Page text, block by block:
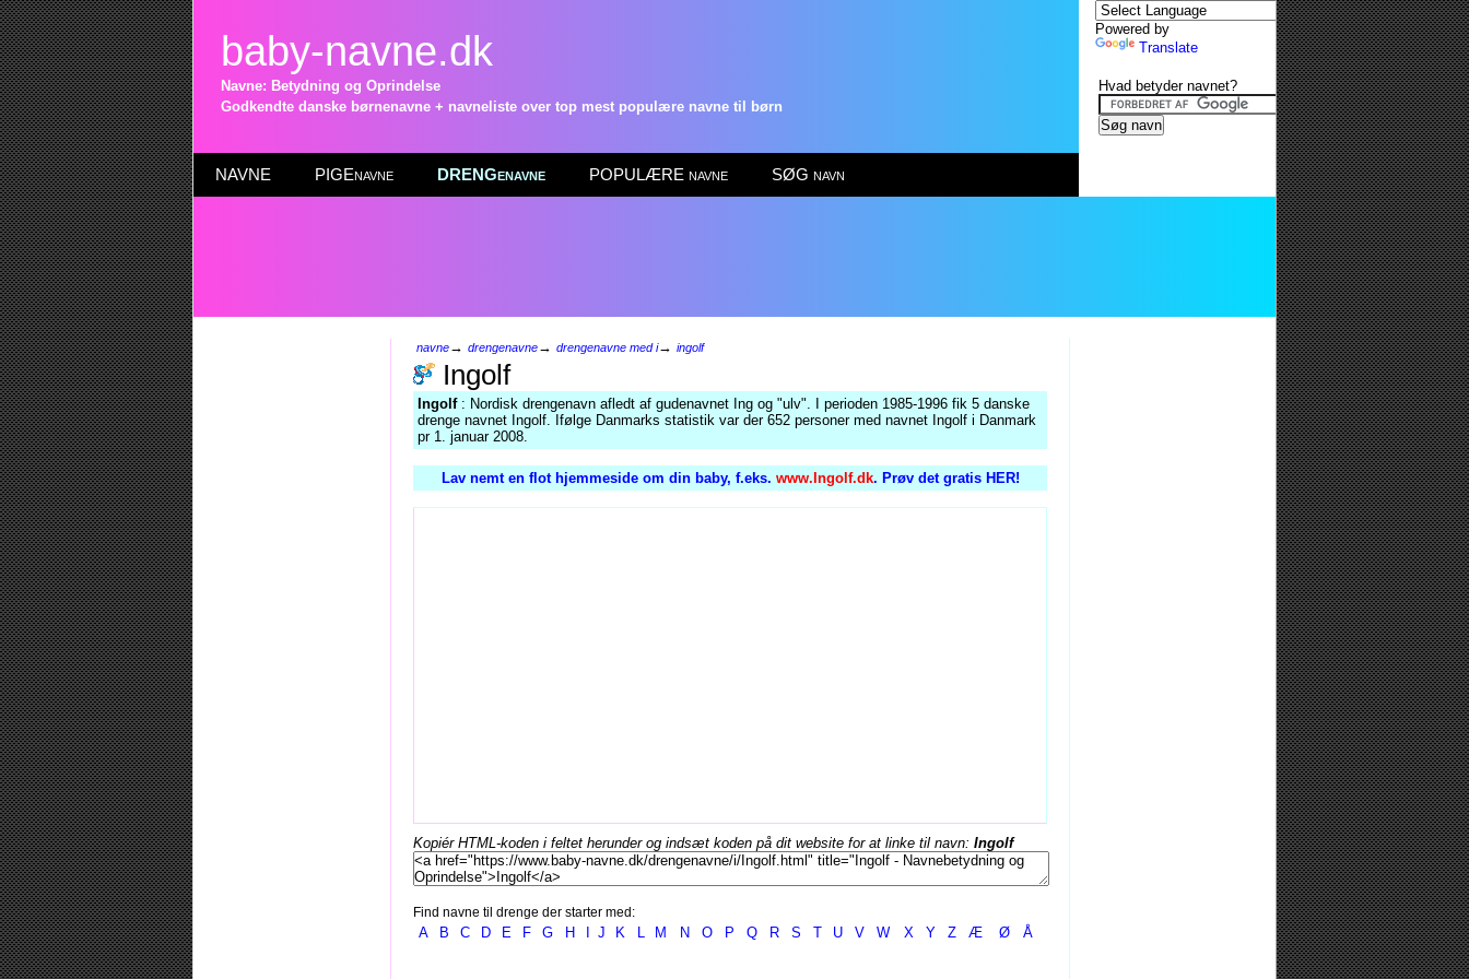
baby-navne.dk
Navne: Betydning og Oprindelse
Godkendte danske børnenavne + navneliste over top mest populære navne til børn
NAVNE PIGEnavne DRENGenavne POPULÆRE navne SØG navn
navne→ drengenavne→ drengenavne med i→ ingolf
Ingolf
Ingolf: Nordisk drengenavn afledt af gudenavnet Ing og "ulv". I perioden 1985-1996 fik 5 danske
drenge navnet Ingolf. Ifølge Danmarks statistik var der 652 personer med navnet Ingolf i Danmark
pr 1. januar 2008.
Lav nemt en flot hjemmeside om din baby, f.eks. www.Ingolf.dk. Prøv det gratis HER!
Kopiér HTML-koden i feltet herunder og indsæt koden på dit website for at linke til navn: Ingolf
Find navne til drenge der starter med:
A B C D E F G H J K L M N O P Q R S T U V W X Y Z Æ Ø Å
Powered by
Translate
Hvad betyder navnet?